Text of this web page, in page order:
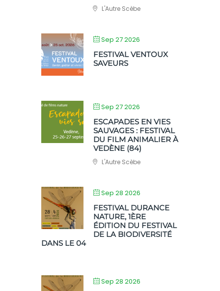
L'Autre Scèbe
Sep 27 2026
FESTIVAL VENTOUX
SAVEURS
Sep 27 2026
ESCAPADES EN VIES
SAUVAGES : FESTIVAL
DU FILM ANIMALIER À
VEDÈNE (84)
L'Autre Scèbe
Sep 28 2026
FESTIVAL DURANCE
NATURE, 1ÈRE
ÉDITION DU FESTIVAL
DE LA BIODIVERSITÉ
DANS LE 04
Sep 28 2026